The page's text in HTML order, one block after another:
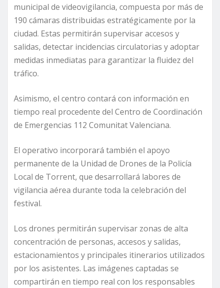
municipal de videovigilancia, compuesta por más de
190 cámaras distribuidas estratégicamente por la
ciudad. Estas permitirán supervisar accesos y
salidas, detectar incidencias circulatorias y adoptar
medidas inmediatas para garantizar la fluidez del
tráfico.
Asimismo, el centro contará con información en
tiempo real procedente del Centro de Coordinación
de Emergencias 112 Comunitat Valenciana.
El operativo incorporará también el apoyo
permanente de la Unidad de Drones de la Policía
Local de Torrent, que desarrollará labores de
vigilancia aérea durante toda la celebración del
festival.
Los drones permitirán supervisar zonas de alta
concentración de personas, accesos y salidas,
estacionamientos y principales itinerarios utilizados
por los asistentes. Las imágenes captadas se
compartirán en tiempo real con los responsables